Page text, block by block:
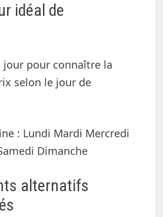
idéal de
jour pour connaître la
selon le jour de
: Lundi Mardi Mercredi
Dimanche
alternatifs